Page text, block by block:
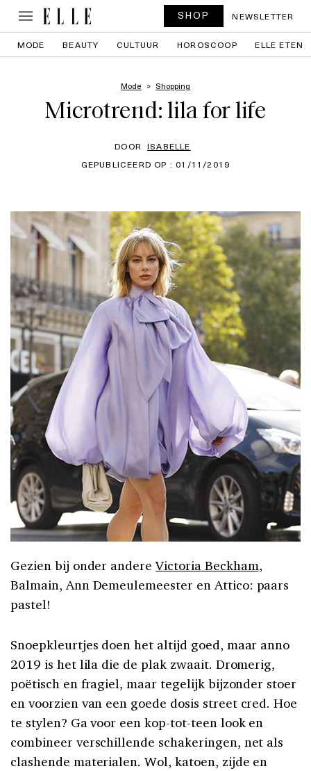
SHOP NEWSLETTER
MODE BEAUTY CULTUUR HOROSCOOP ELLE ETEN
Mode Shopping
Microtrend: lila for life
DOOR ISABELLE
GEPUBLICEERD OP : 01/11/2019
Gezien bij onder andereVictoria Beckham,
Balmain, Ann Demeulemeester en Attico: paars
pastel!
Snoepkleurtjes doen het altijd goed, maar anno
2019 is het lila die de plak zwaait. Dromerig,
poëtisch en fragiel, maar tegelijk bijzonder stoer
en voorzien van een goede dosis street cred. Hoe
te stylen? Ga voor een kop-tot-teen look en
combineer verschillende schakeringen, net als
clashende materialen. Wol, katoen, zijde en